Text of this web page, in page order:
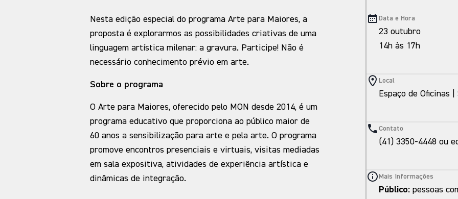
Nesta edição especial do programa Arte para Maiores, a
proposta é explorarmos as possibilidades criativas de uma
linguagem artística milenar: a gravura. Participe! Não é
necessário conhecimento prévio em arte.
Sobre o programa
O Arte para Maiores, oferecido pelo MON desde 2014, é um
programa educativo que proporciona ao público maior de
60 anos a sensibilização para arte e pela arte. O programa
promove encontros presenciais e virtuais, visitas mediadas
em sala expositiva, atividades de experiência artística e
dinâmicas de integração.
Data e Hora
23 outubro
14h às 17h
Local
Espaço de Oficinas
Contato
(41) 3350-4448 ou
Mais Informações
Público: pessoas